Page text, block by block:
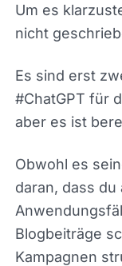
Um es
nicht
Es sind erst
#ChatGPT für
hat, aber es ist
Obwohl es
daran, dass
Blogbeiträge
Kampagnen